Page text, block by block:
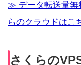
≫ データ転送量無
らのクラウドはこ
さくらの